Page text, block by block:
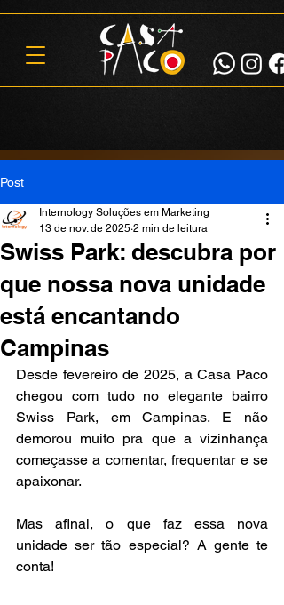
Post
Swiss Park: descubra por
que nossa nova unidade
está encantando
Campinas
Internology Soluções em Marketing
13 de nov. de 2025 2 min de leitura
Desde fevereiro de 2025, a Casa Paco
chegou com tudo no elegante bairro
Swiss Park, em Campinas. E não
demorou muito pra que a vizinhança
começasse a comentar, frequentar e se
apaixonar.
Mas afinal, o que faz essa nova
unidade ser tão especial? A gente te
conta!